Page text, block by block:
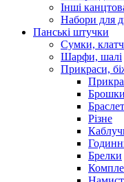
Інші
Набори для
Панські штучки
Сумки,
Шарфи, шалі
Прикраси,
Брошки
Різне
Брелки